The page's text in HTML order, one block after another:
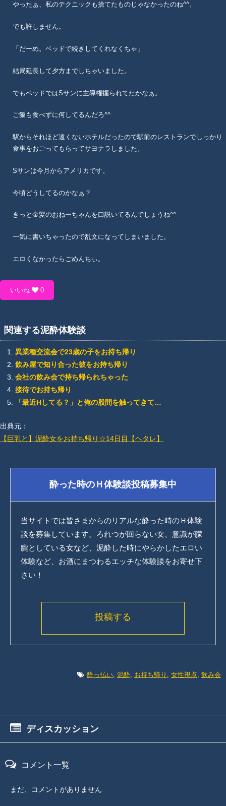
やったぁ、私のテクニックも捨てたものじゃなかったのね^^。
でも許しません。
「だーめ。ベッドで続きしてくれなくちゃ」
結局延長して夕方までしちゃいました。
でもベッドではSサンに主導権握られてたかなぁ。
ご飯も食べずに何してるんだろ^^
駅からそれほど遠くないホテルだったので駅前のレストランでしっかり
食事をおごってもらってサヨナラしました。
Sサンは今月からアメリカです。
今頃どうしてるのかなぁ？
きっと金髪のおねーちゃんを口説いてるんでしょうね^^
一気に書いちゃったので乱文になってしまいました。
エロくなかったらごめんちぃ。
いいね 0
関連する泥酔体験談
異業種交流会で23歳の子をお持ち帰り
飲み屋で知り合った彼をお持ち帰り
会社の飲み会で持ち帰られちゃった
接待でお持ち帰り
「最近Hしてる？」と俺の股間を触ってきて…
出典元：
【巨乳と】泥酔女をお持ち帰り☆14日目【ヘタレ】
酔った時のＨ体験談投稿募集中
当サイトでは皆さまからのリアルな酔った時のＨ体験
談を募集しています。ろれつが回らない女、意識が朦
朧としている女など、泥酔した時にやらかしたエロい
体験など、お酒にまつわるエッチな体験談をお寄せ下
さい！
投稿する
酔っ払い, 泥酔, お持ち帰り , 女性視点, 飲み会
ディスカッション
コメント一覧
まだ、コメントがありません